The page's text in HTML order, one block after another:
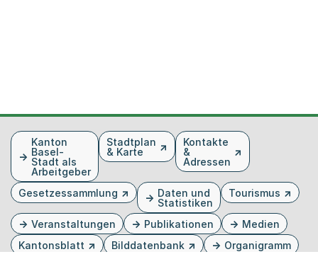
FusszeileKanton
Basel-
Stadt als
Arbeitgeber
Stadtplan
& Karte
Kontakte
&
Adressen
Gesetzessammlung
Daten und
Statistiken
Tourismus
Veranstaltungen Publikationen
Medien
Kantonsblatt
Bilddatenbank Organigramm